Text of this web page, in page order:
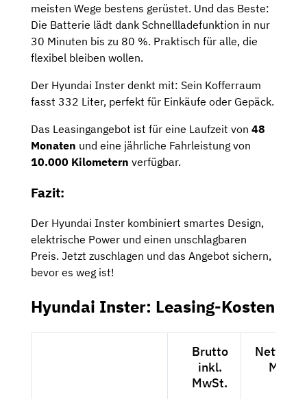
meisten Wege bestens gerüstet. Und das Beste:
Die Batterie lädt dank Schnellladefunktion in nur
30 Minuten bis zu 80 %. Praktisch für alle, die
flexibel bleiben wollen.
Der Hyundai Inster denkt mit: Sein Kofferraum
fasst 332 Liter, perfekt für Einkäufe oder Gepäck.
Das Leasingangebot ist für eine Laufzeit von 48
Monaten und eine jährliche Fahrleistung von
10.000 Kilometern verfügbar.
Fazit:
Der Hyundai Inster kombiniert smartes Design,
elektrische Power und einen unschlagbaren
Preis. Jetzt zuschlagen und das Angebot sichern,
bevor es weg ist!
Hyundai Inster: Leasing-Kosten
Brutto
inkl.
MwSt.
Netto
MwSt.